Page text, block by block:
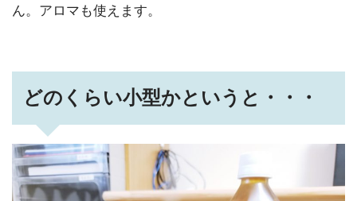
ん。アロマも使えます。
どのくらい小型かというと・・・